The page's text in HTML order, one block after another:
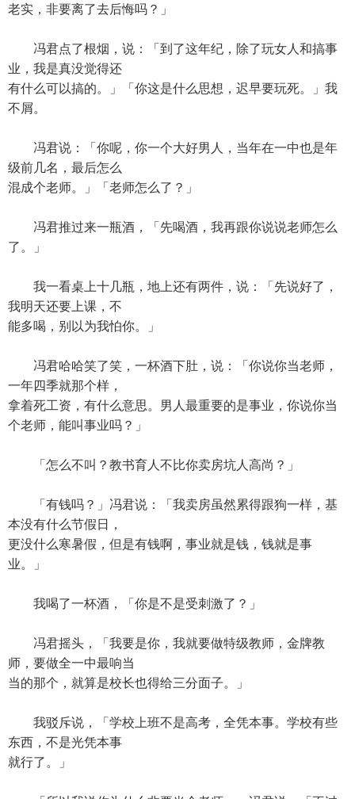
老实，非要离了去后悔吗？」
冯君点了根烟，说：「到了这年纪，除了玩女人和搞事
业，我是真没觉得还
有什么可以搞的。」「你这是什么思想，迟早要玩死。」我
不屑。
冯君说：「你呢，你一个大好男人，当年在一中也是年
级前几名，最后怎么
混成个老师。」「老师怎么了？」
冯君推过来一瓶酒，「先喝酒，我再跟你说说老师怎么
了。」
我一看桌上十几瓶，地上还有两件，说：「先说好了，
我明天还要上课，不
能多喝，别以为我怕你。」
冯君哈哈笑了笑，一杯酒下肚，说：「你说你当老师，
一年四季就那个样，
拿着死工资，有什么意思。男人最重要的是事业，你说你当
个老师，能叫事业吗？」
「怎么不叫？教书育人不比你卖房坑人高尚？」
「有钱吗？」冯君说：「我卖房虽然累得跟狗一样，基
本没有什么节假日，
更没什么寒暑假，但是有钱啊，事业就是钱，钱就是事
业。」
我喝了一杯酒，「你是不是受刺激了？」
冯君摇头，「我要是你，我就要做特级教师，金牌教
师，要做全一中最响当
当的那个，就算是校长也得给三分面子。」
我驳斥说，「学校上班不是高考，全凭本事。学校有些
东西，不是光凭本事
就行了。」